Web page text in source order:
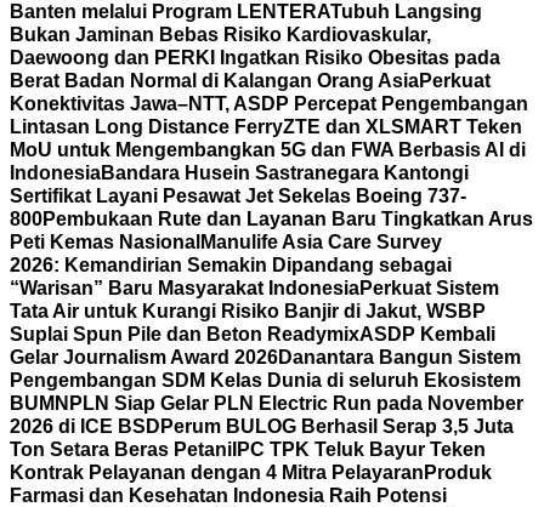
Banten melalui Program LENTERATubuh Langsing
Bukan Jaminan Bebas Risiko Kardiovaskular,
Daewoong dan PERKI Ingatkan Risiko Obesitas pada
Berat Badan Normal di Kalangan Orang AsiaPerkuat
Konektivitas Jawa–NTT, ASDP Percepat Pengembangan
Lintasan Long Distance FerryZTE dan XLSMART Teken
MoU untuk Mengembangkan 5G dan FWA Berbasis AI di
IndonesiaBandara Husein Sastranegara Kantongi
Sertifikat Layani Pesawat Jet Sekelas Boeing 737-
800Pembukaan Rute dan Layanan Baru Tingkatkan Arus
Peti Kemas Nasional Manulife Asia Care Survey
2026: Kemandirian Semakin Dipandang sebagai
“Warisan” Baru Masyarakat IndonesiaPerkuat Sistem
Tata Air untuk Kurangi Risiko Banjir di Jakut, WSBP
Suplai Spun Pile dan Beton ReadymixASDP Kembali
Gelar Journalism Award 2026Danantara Bangun Sistem
Pengembangan SDM Kelas Dunia di seluruh Ekosistem
BUMN PLN Siap Gelar PLN Electric Run pada November
2026 di ICE BSD Perum BULOG Berhasil Serap 3,5 Juta
Ton Setara Beras Petani IPC TPK Teluk Bayur Teken
Kontrak Pelayanan dengan 4 Mitra Pelayaran Produk
Farmasi dan Kesehatan Indonesia Raih Potensi